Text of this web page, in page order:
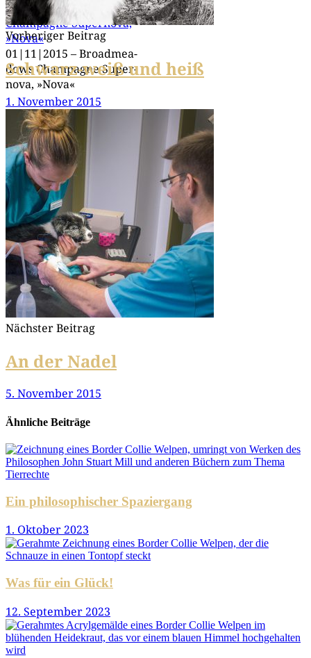
01|11|2015 – Broad­me­a­
dows Cham­pa­gne Super­
no­va, »Nova«
Vorheriger Beitrag
Schwarz-weiß und heiß
1. November 2015
Nächster Beitrag
An der Nadel
5. November 2015
Ähnliche Beiträge
Ein philosophischer Spaziergang
1. Oktober 2023
Was für ein Glück!
12. September 2023